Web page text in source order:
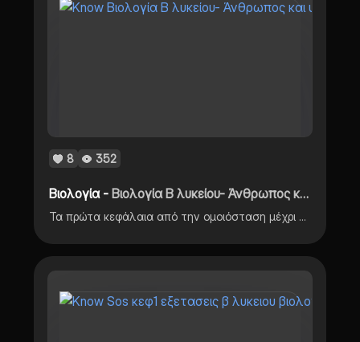
8 352
Βιολογία -Βιολογία Β λυκείου- Άνθρωπος και υγεία
Τα πρώτα κεφάλαια από την ομοιόσταση μέχρι και τον πολλαπλασιασμό των ιών! Εύχομαι να βοηθήσουν